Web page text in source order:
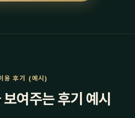
용 후기 (예시)
여주는 후기 예시